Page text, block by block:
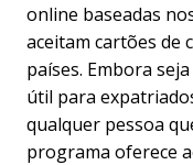
online baseadas
aceitam cartões de
países. Embora
útil para
qualquer pessoa
programa oferece